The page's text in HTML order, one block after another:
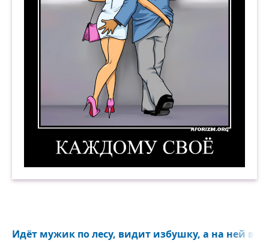
Идёт мужик по лесу, видит избушку, а на ней